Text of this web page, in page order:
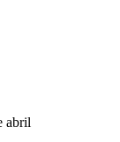
abril